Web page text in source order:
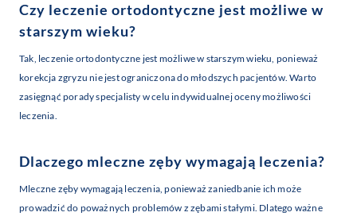
Czy leczenie ortodontyczne jest możliwe w
starszym wieku?
Tak, leczenie ortodontyczne jest możliwe w starszym wieku, ponieważ
korekcja zgryzu nie jest ograniczona do młodszych pacjentów. Warto
zasięgnąć porady specjalisty w celu indywidualnej oceny możliwości
leczenia.
Dlaczego mleczne zęby wymagają leczenia?
Mleczne zęby wymagają leczenia, ponieważ zaniedbanie ich może
prowadzić do poważnych problemów z zębami stałymi. Dlatego ważne